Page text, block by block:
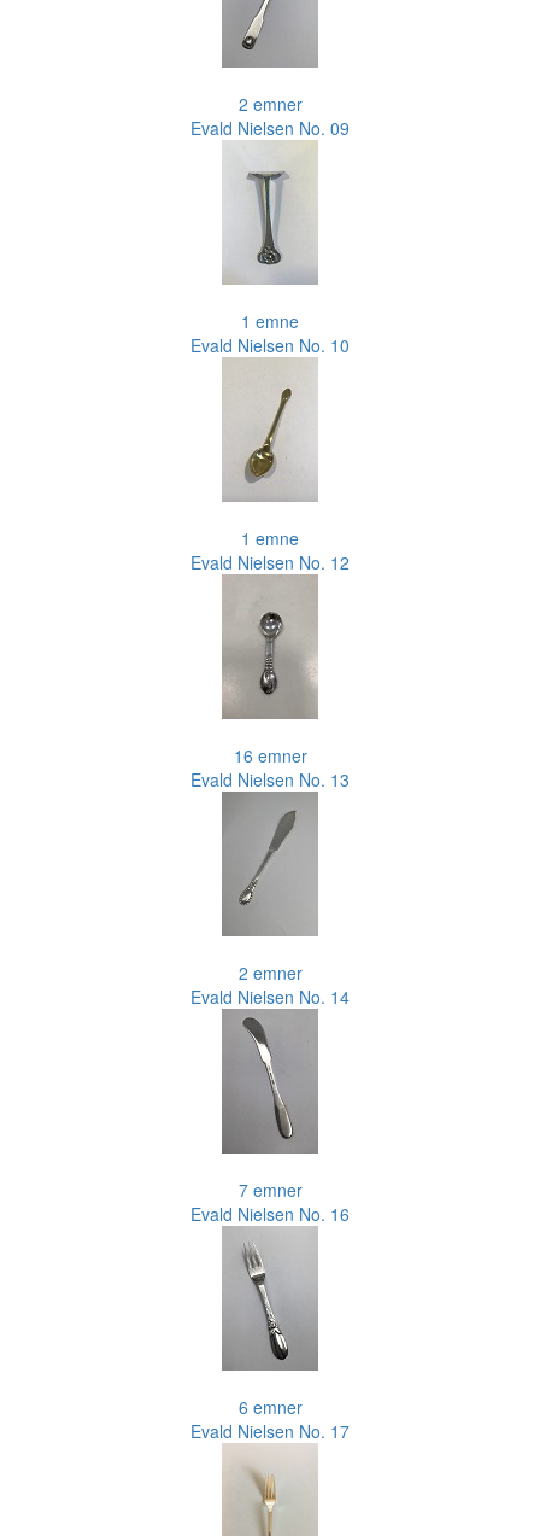
2 emner
Evald Nielsen No. 09
1 emne
Evald Nielsen No. 10
1 emne
Evald Nielsen No. 12
16 emner
Evald Nielsen No. 13
2 emner
Evald Nielsen No. 14
7 emner
Evald Nielsen No. 16
6 emner
Evald Nielsen No. 17